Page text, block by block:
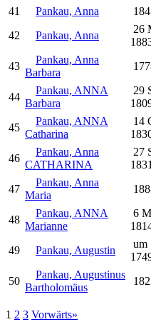
41
Pankau, Anna
42
Pankau, Anna
26
43
Pankau, Anna
Barbara
44
Pankau, ANNA
Barbara
29
45
Pankau, ANNA
Catharina
14
46
Pankau, Anna
CATHARINA
27
1831
47
Pankau, Anna
Maria
48
Pankau, ANNA
Marianne
6
49 Pankau, Augustin
um
50
Pankau, Augustinus
Bartholomäus
1 2 3 Vorwärts»